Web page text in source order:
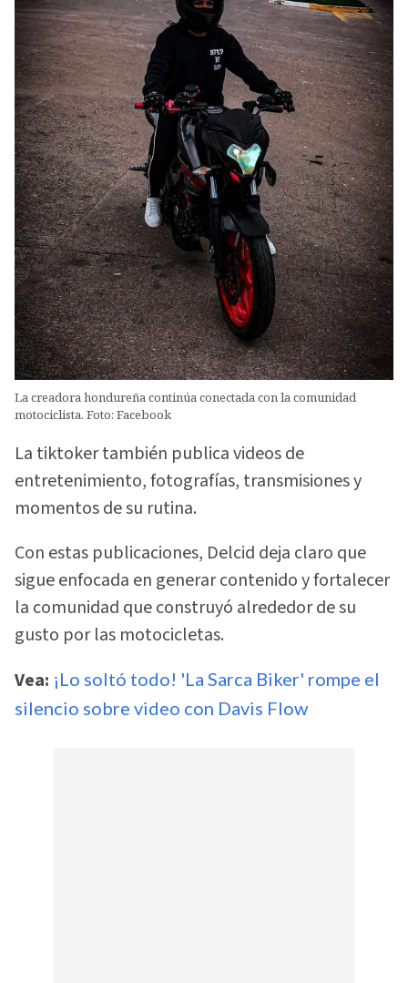
La creadora hondureña continúa conectada con la comunidad
motociclista. Foto: Facebook
La tiktoker también publica videos de
entretenimiento, fotografías, transmisiones y
momentos de su rutina.
Con estas publicaciones, Delcid deja claro que
sigue enfocada en generar contenido y fortalecer
la comunidad que construyó alrededor de su
gusto por las motocicletas.
Vea: ¡Lo soltó todo! 'La Sarca Biker' rompe el
silencio sobre video con Davis Flow